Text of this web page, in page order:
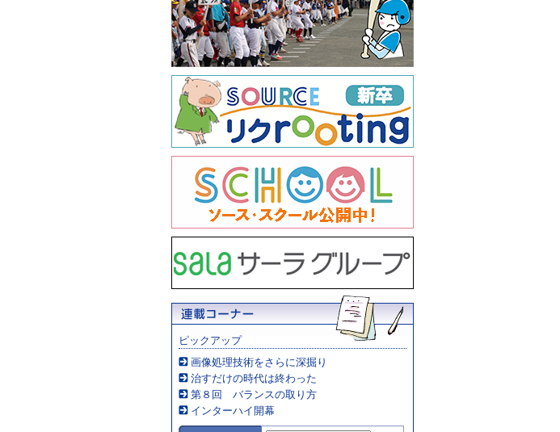
ピックアップ
画像処理技術をさらに深掘り
治すだけの時代は終わった
第８回 バランスの取り方
インターハイ開幕